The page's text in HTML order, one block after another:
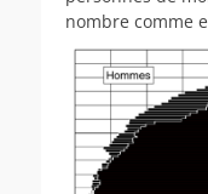
nombre comme